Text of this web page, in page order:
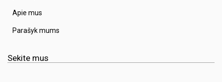
Apie mus
Parašyk mums
Sekite mus